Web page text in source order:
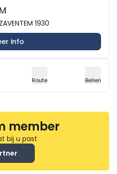
1930
info
Route Bellen
member
bij u past